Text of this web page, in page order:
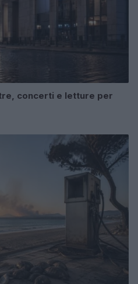
concerti e letture per